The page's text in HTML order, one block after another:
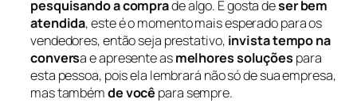
pesquisando a comprade algo. E gosta deser bem
atendida, este é o momento mais esperado para os
vendedores, então seja prestativo, invista tempo na
conversa e apresente asmelhores soluções para
esta pessoa, pois ela lembrará não só de sua empresa,
mas tambémde você para sempre.